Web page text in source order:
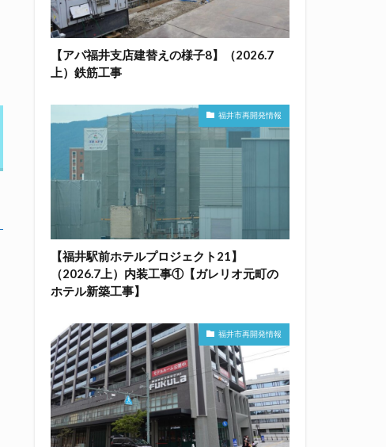
【アパ福井支店建替えの様子8】（2026.7
上）鉄筋工事
福井市再開発情報
【福井駅前ホテルプロジェクト21】
（2026.7上）内装工事①【ガレリオ元町の
ホテル新築工事】
福井市再開発情報